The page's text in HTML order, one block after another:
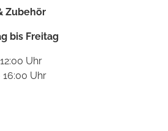
Zubehör
bis Freitag
Uhr
16:00 Uhr